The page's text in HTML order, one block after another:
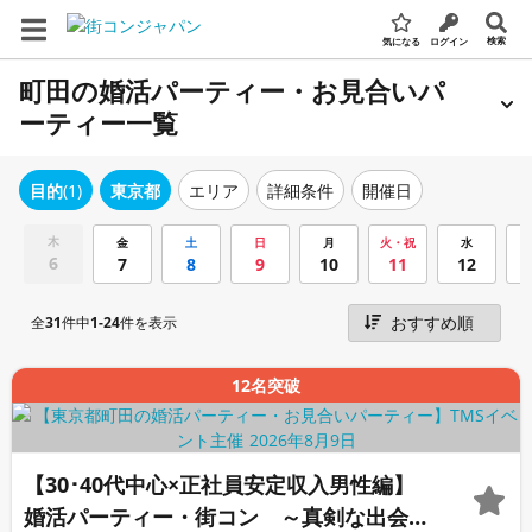
気になる ログイン 検索
町田の婚活パーティー・お見合いパ
ーティー一覧
目的(1) 東京都 エリア 詳細条件 開催日
木
6
金
7
土
8
日
9
月
10
火・祝
11
水
12
全31件中1-24件を表示
12名突破
【30･40代中心×正社員安定収入男性編】
婚活パーティー・街コン ～真剣な出会い